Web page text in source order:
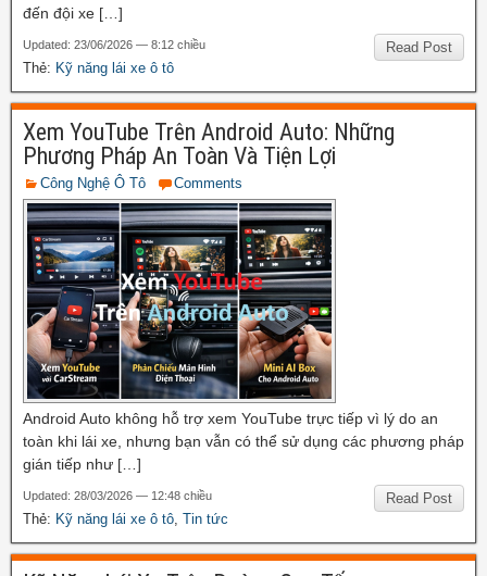
đến đội xe […]
Read Post
Updated: 23/06/2026 — 8:12 chiều
Thẻ: Kỹ năng lái xe ô tô
Xem YouTube Trên Android Auto: Những
Phương Pháp An Toàn Và Tiện Lợi
Công Nghệ Ô Tô Comments
Android Auto không hỗ trợ xem YouTube trực tiếp vì lý do an
toàn khi lái xe, nhưng bạn vẫn có thể sử dụng các phương pháp
gián tiếp như […]
Read Post
Updated: 28/03/2026 — 12:48 chiều
Thẻ: Kỹ năng lái xe ô tô Tin tức